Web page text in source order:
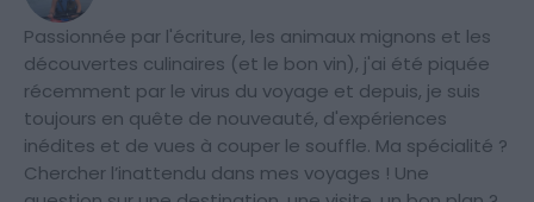
Passionnée par l'écriture, les animaux mignons et les
découvertes culinaires (et le bon vin), j'ai été piquée
récemment par le virus du voyage et depuis, je suis
toujours en quête de nouveauté, d'expériences
inédites et de vues à couper le souffle. Ma spécialité ?
Chercher l’inattendu dans mes voyages ! Une